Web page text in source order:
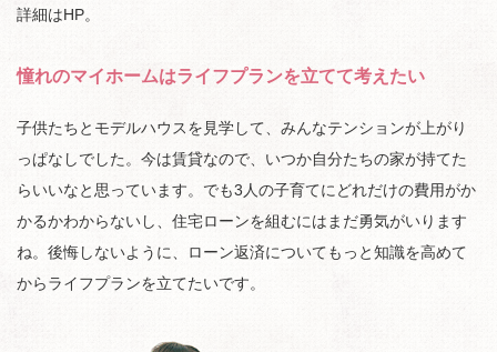
詳細はHP。
憧れのマイホームはライフプランを立てて考えたい
子供たちとモデルハウスを見学して、みんなテンションが上がり
っぱなしでした。今は賃貸なので、いつか自分たちの家が持てた
らいいなと思っています。でも3人の子育てにどれだけの費用がか
かるかわからないし、住宅ローンを組むにはまだ勇気がいります
ね。後悔しないように、ローン返済についてもっと知識を高めて
からライフプランを立てたいです。